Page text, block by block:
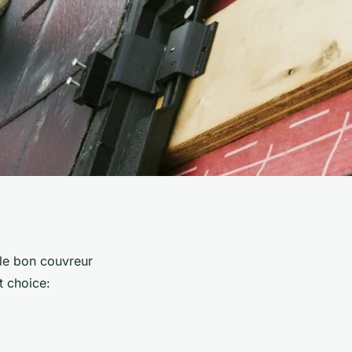
bon couvreur
choice: